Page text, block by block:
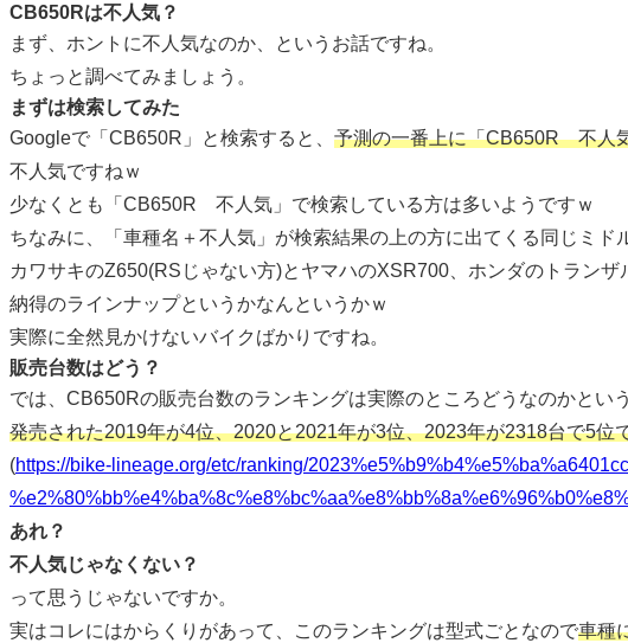
CB650Rは不人気？
まず、ホントに不人気なのか、というお話ですね。
ちょっと調べてみましょう。
まずは検索してみた
Googleで「CB650R」と検索すると、 予測の一番上に「CB650R 不人
不人気ですねｗ
少なくとも「CB650R 不人気」で検索している方は多いようですｗ
ちなみに、「車種名＋不人気」が検索結果の上の方に出てくる同じミド
カワサキのZ650(RSじゃない方)とヤマハのXSR700、ホンダのトラン
納得のラインナップというかなんというかｗ
実際に全然見かけないバイクばかりですね。
販売台数はどう？
では、CB650Rの販売台数のランキングは実際のところどうなのかとい
発売された2019年が4位、2020と2021年が3位、2023年が2318台で5位
(https://bike-lineage.org/etc/ranking/
あれ？
不人気じゃなくない？
って思うじゃないですか。
実はコレにはからくりがあって、このランキングは型式ごとなので車種